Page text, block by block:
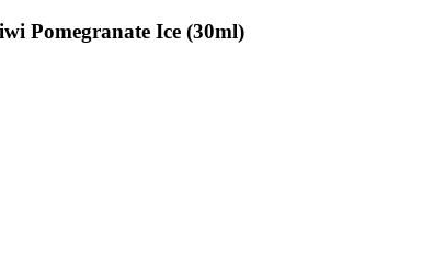
Pomegranate Ice (30ml)